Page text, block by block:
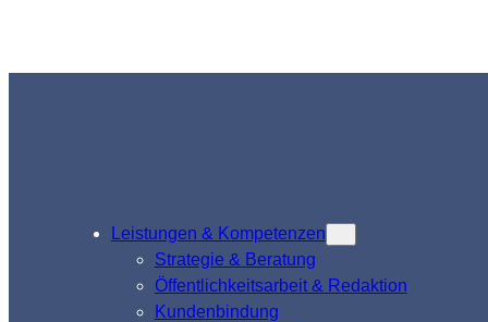
Leistungen & Kompetenzen
Strategie & Beratung
Öffentlichkeitsarbeit & Redaktion
Kundenbindung